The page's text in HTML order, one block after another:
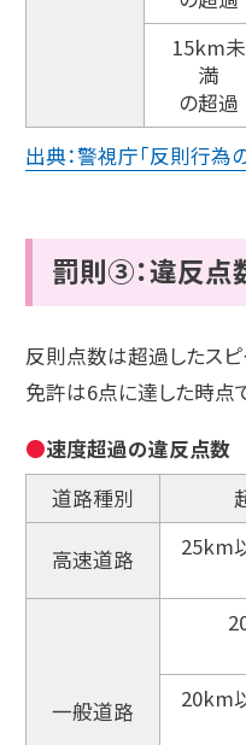
15km未
満
の超過
出典：警視庁「反則行為
罰則③：違反点
反則点数は超過したスピ
免許は6点に達した時点
速度超過の違反点数
道路種別
高速道路
25km
一般道路
20km